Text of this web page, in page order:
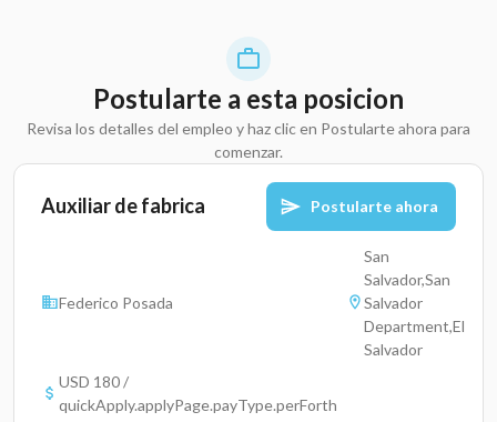
Postularte a esta posicion
Revisa los detalles del empleo y haz clic en Postularte ahora para
comenzar.
Auxiliar de fabrica Postularte ahora
Federico Posada
San
Salvador,San
Salvador
Department,El
Salvador
USD 180 /
quickApply.applyPage.payType.perForth